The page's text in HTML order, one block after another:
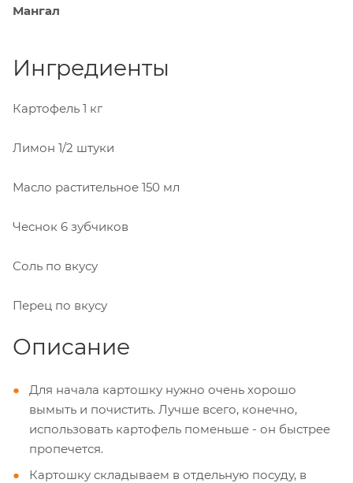
Мангал
Описание
Для начала картошку нужно очень хорошо
вымыть и почистить. Лучше всего, конечно,
использовать картофель поменьше - он быстрее
пропечется.
Картошку складываем в отдельную посуду, в
Ингредиенты
Картофель 1 кг
Лимон 1/2 штуки
Масло растительное 150 мл
Чеснок 6 зубчиков
Соль по вкусу
Перец по вкусу